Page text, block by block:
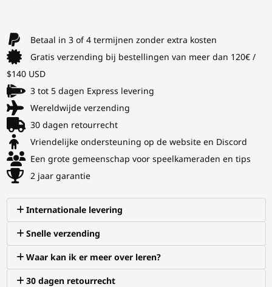
Betaal in 3 of 4 termijnen zonder extra kosten
Gratis verzending bij bestellingen van meer dan 120€ /
$140 USD
3 tot 5 dagen Express levering
Wereldwijde verzending
30 dagen retourrecht
Vriendelijke ondersteuning op de website en Discord
Een grote gemeenschap voor speelkameraden en tips
2 jaar garantie
Internationale levering
Snelle verzending
Waar kan ik er meer over leren?
30 dagen retourrecht